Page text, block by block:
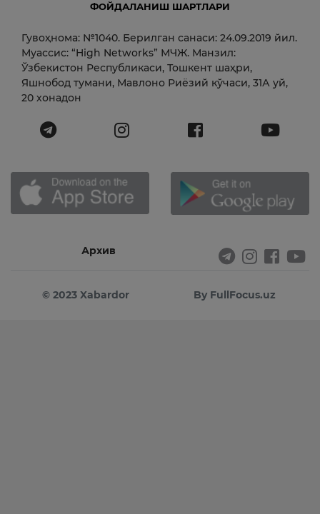
ФОЙДАЛАНИШ ШАРТЛАРИ
Гувоҳнома: №1040. Берилган санаси: 24.09.2019 йил.
Муассис: “High Networks” МЧЖ. Манзил:
Ўзбекистон Республикаси, Тошкент шаҳри,
Яшнобод тумани, Мавлоно Риёзий кўчаси, 31А уй,
20 хонадон
Архив
© 2023 Xabardor By FullFocus.uz